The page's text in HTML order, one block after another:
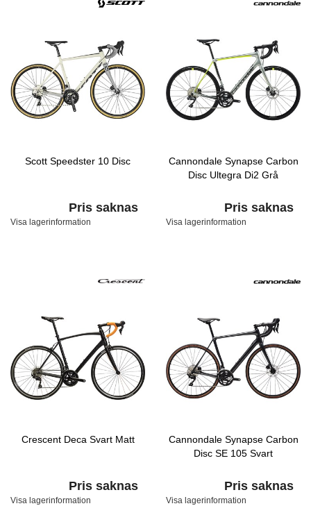
Scott Speedster 10 Disc
Pris saknas
Visa lagerinformation
Cannondale Synapse Carbon
Disc Ultegra Di2 Grå
Pris saknas
Visa lagerinformation
Crescent Deca Svart Matt
Pris saknas
Visa lagerinformation
Cannondale Synapse Carbon
Disc SE 105 Svart
Pris saknas
Visa lagerinformation